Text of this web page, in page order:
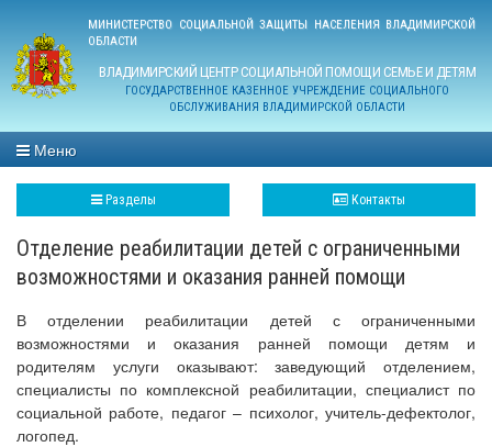
МИНИСТЕРСТВО СОЦИАЛЬНОЙ ЗАЩИТЫ НАСЕЛЕНИЯ ВЛАДИМИРСКОЙ
ОБЛАСТИ
ВЛАДИМИРСКИЙ ЦЕНТР СОЦИАЛЬНОЙ ПОМОЩИ СЕМЬЕ И ДЕТЯМ
ГОСУДАРСТВЕННОЕ КАЗЕННОЕ УЧРЕЖДЕНИЕ СОЦИАЛЬНОГО
ОБСЛУЖИВАНИЯ ВЛАДИМИРСКОЙ ОБЛАСТИ
Меню
Разделы Контакты
Отделение реабилитации детей с ограниченными
возможностями и оказания ранней помощи
В отделении реабилитации детей с ограниченными
возможностями и оказания ранней помощи детям и
родителям услуги оказывают: заведующий отделением,
специалисты по комплексной реабилитации, специалист по
социальной работе, педагог – психолог, учитель-дефектолог,
логопед.